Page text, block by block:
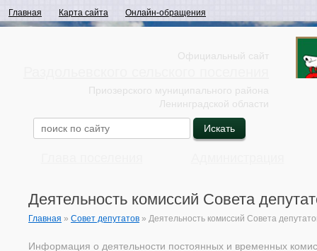
Главная Карта сайта Онлайн-обращения
Официальный сайт
Приозерского муниципального района
Ленинградской области
Деятельность комиссий Совета
Главная » Совет депутатов » Деятельность комиссий Совета
Информация о деятельности постоянных и временных